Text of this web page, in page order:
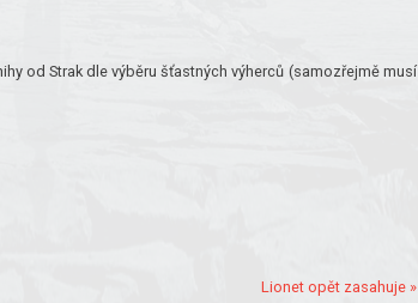
od Strak dle výběru šťastných výherců (samozřejmě musí
Lionet opět zasahuje »